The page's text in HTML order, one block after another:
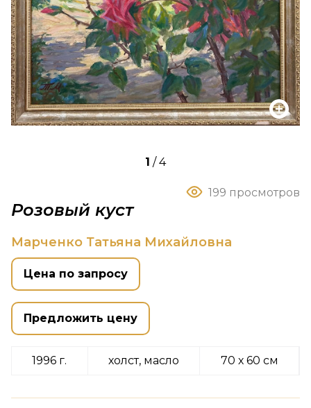
1 /4
199 просмотров
Розовый куст
Марченко Татьяна Михайловна
Цена по запросу
Предложить цену
1996 г. холст, масло 70 х 60 см